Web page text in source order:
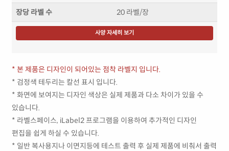
장당 라벨 수 20 라벨/장
사양 자세히 보기
* 본 제품은 디자인이 되어있는 점착 라벨지 입니다.
* 검정색 테두리는 칼선 표시 입니다.
* 화면에 보여지는 디자인 색상은 실제 제품과 다소 차이가 있을 수
있습니다.
* 라벨스페이스, iLabel2 프로그램을 이용하여 추가적인 디자인
편집을 쉽게 하실 수 있습니다.
* 일반 복사용지나 이면지등에 테스트 출력 후 실제 제품에 비춰서 출력